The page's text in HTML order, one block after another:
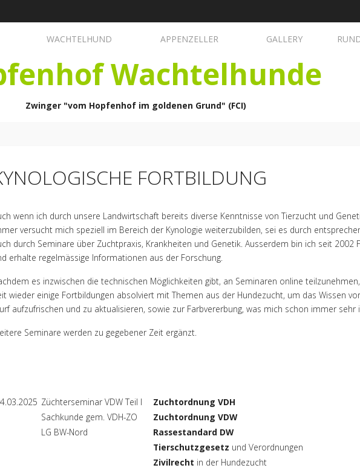
WACHTELHUND APPENZELLER GALLERY
Wachtelhunde
Zwinger "vom Hopfenhof im goldenen Grund" (FCI)
FORTBILDUNG
wenn ich durch unsere Landwirtschaft bereits diverse Kenntnisse von Tierzucht und
versucht mich speziell im Bereich der Kynologie weiterzubilden, sei es durch
durch Seminare über Zuchtpraxis, Krankheiten und Genetik. Ausserdem bin ich seit 2002
erhalte regelmässige Informationen aus der Forschung.
es inzwischen die technischen Möglichkeiten gibt, an Seminaren online
wieder einige Fortbildungen absolviert mit Themen aus der Hundezucht, um das Wissen
aufzufrischen und zu aktualisieren, sowie zur Farbvererbung, was mich schon immer sehr
Seminare werden zu gegebener Zeit ergänzt.
Züchterseminar VDW Teil I
Zuchtordnung VDH
Sachkunde gem. VDH-ZO
Zuchtordnung VDW
LG BW-Nord
Rassestandard DW
Tierschutzgesetz und Verordnungen
Zivilrecht in der Hundezucht